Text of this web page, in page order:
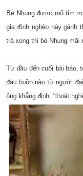
Bé Nhung được mổ tim
gia đình nghèo này gánh
trả xong thì bé Nhung mãi
Từ đầu đến cuối bài báo,
đau buồn nào từ người
ông khẳng định: “thoát